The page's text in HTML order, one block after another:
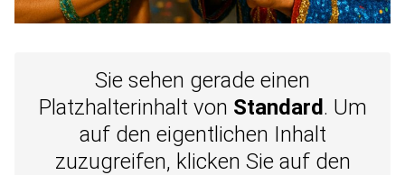
Sie sehen gerade einen
Platzhalterinhalt von Standard. Um
auf den eigentlichen Inhalt
zuzugreifen, klicken Sie auf den